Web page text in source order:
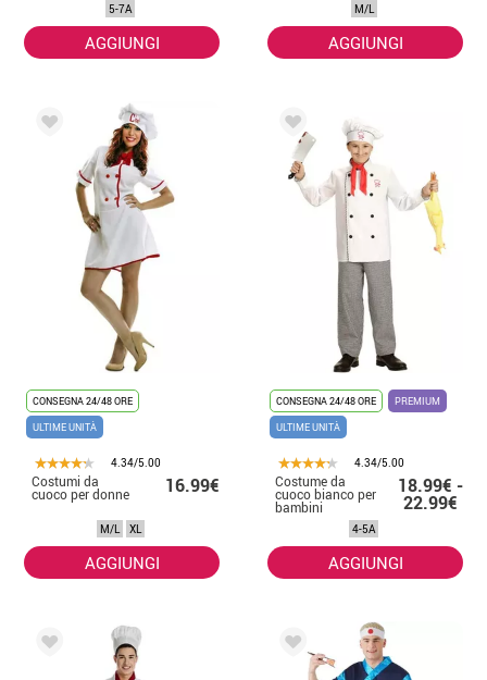
5-7A
AGGIUNGI
M/L
AGGIUNGI
CONSEGNA 24/48 ORE
ULTIME UNITÀ
4.34/5.00
Costumi da
cuoco per donne 16.99€
M/L XL
AGGIUNGI
CONSEGNA 24/48 ORE
PREMIUM
ULTIME UNITÀ
4.34/5.00
Costume da
cuoco bianco per
bambini
18.99€ -
22.99€
4-5A
AGGIUNGI